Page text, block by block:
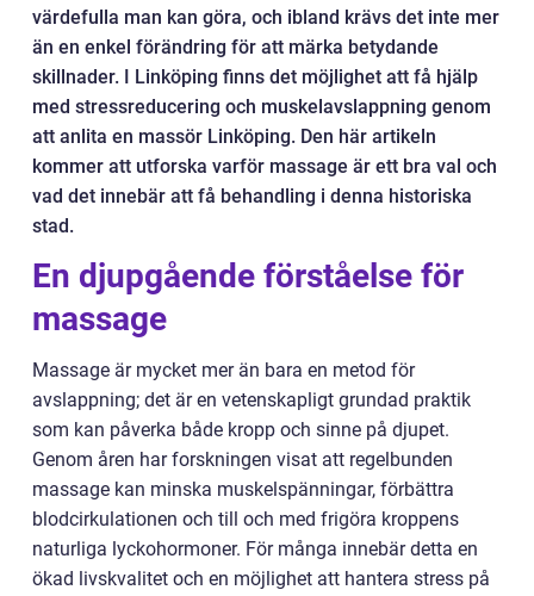
värdefulla man kan göra, och ibland krävs det inte mer
än en enkel förändring för att märka betydande
skillnader. I Linköping finns det möjlighet att få hjälp
med stressreducering och muskelavslappning genom
att anlita en massör Linköping. Den här artikeln
kommer att utforska varför massage är ett bra val och
vad det innebär att få behandling i denna historiska
stad.
En djupgående förståelse för
massage
Massage är mycket mer än bara en metod för
avslappning; det är en vetenskapligt grundad praktik
som kan påverka både kropp och sinne på djupet.
Genom åren har forskningen visat att regelbunden
massage kan minska muskelspänningar, förbättra
blodcirkulationen och till och med frigöra kroppens
naturliga lyckohormoner. För många innebär detta en
ökad livskvalitet och en möjlighet att hantera stress på